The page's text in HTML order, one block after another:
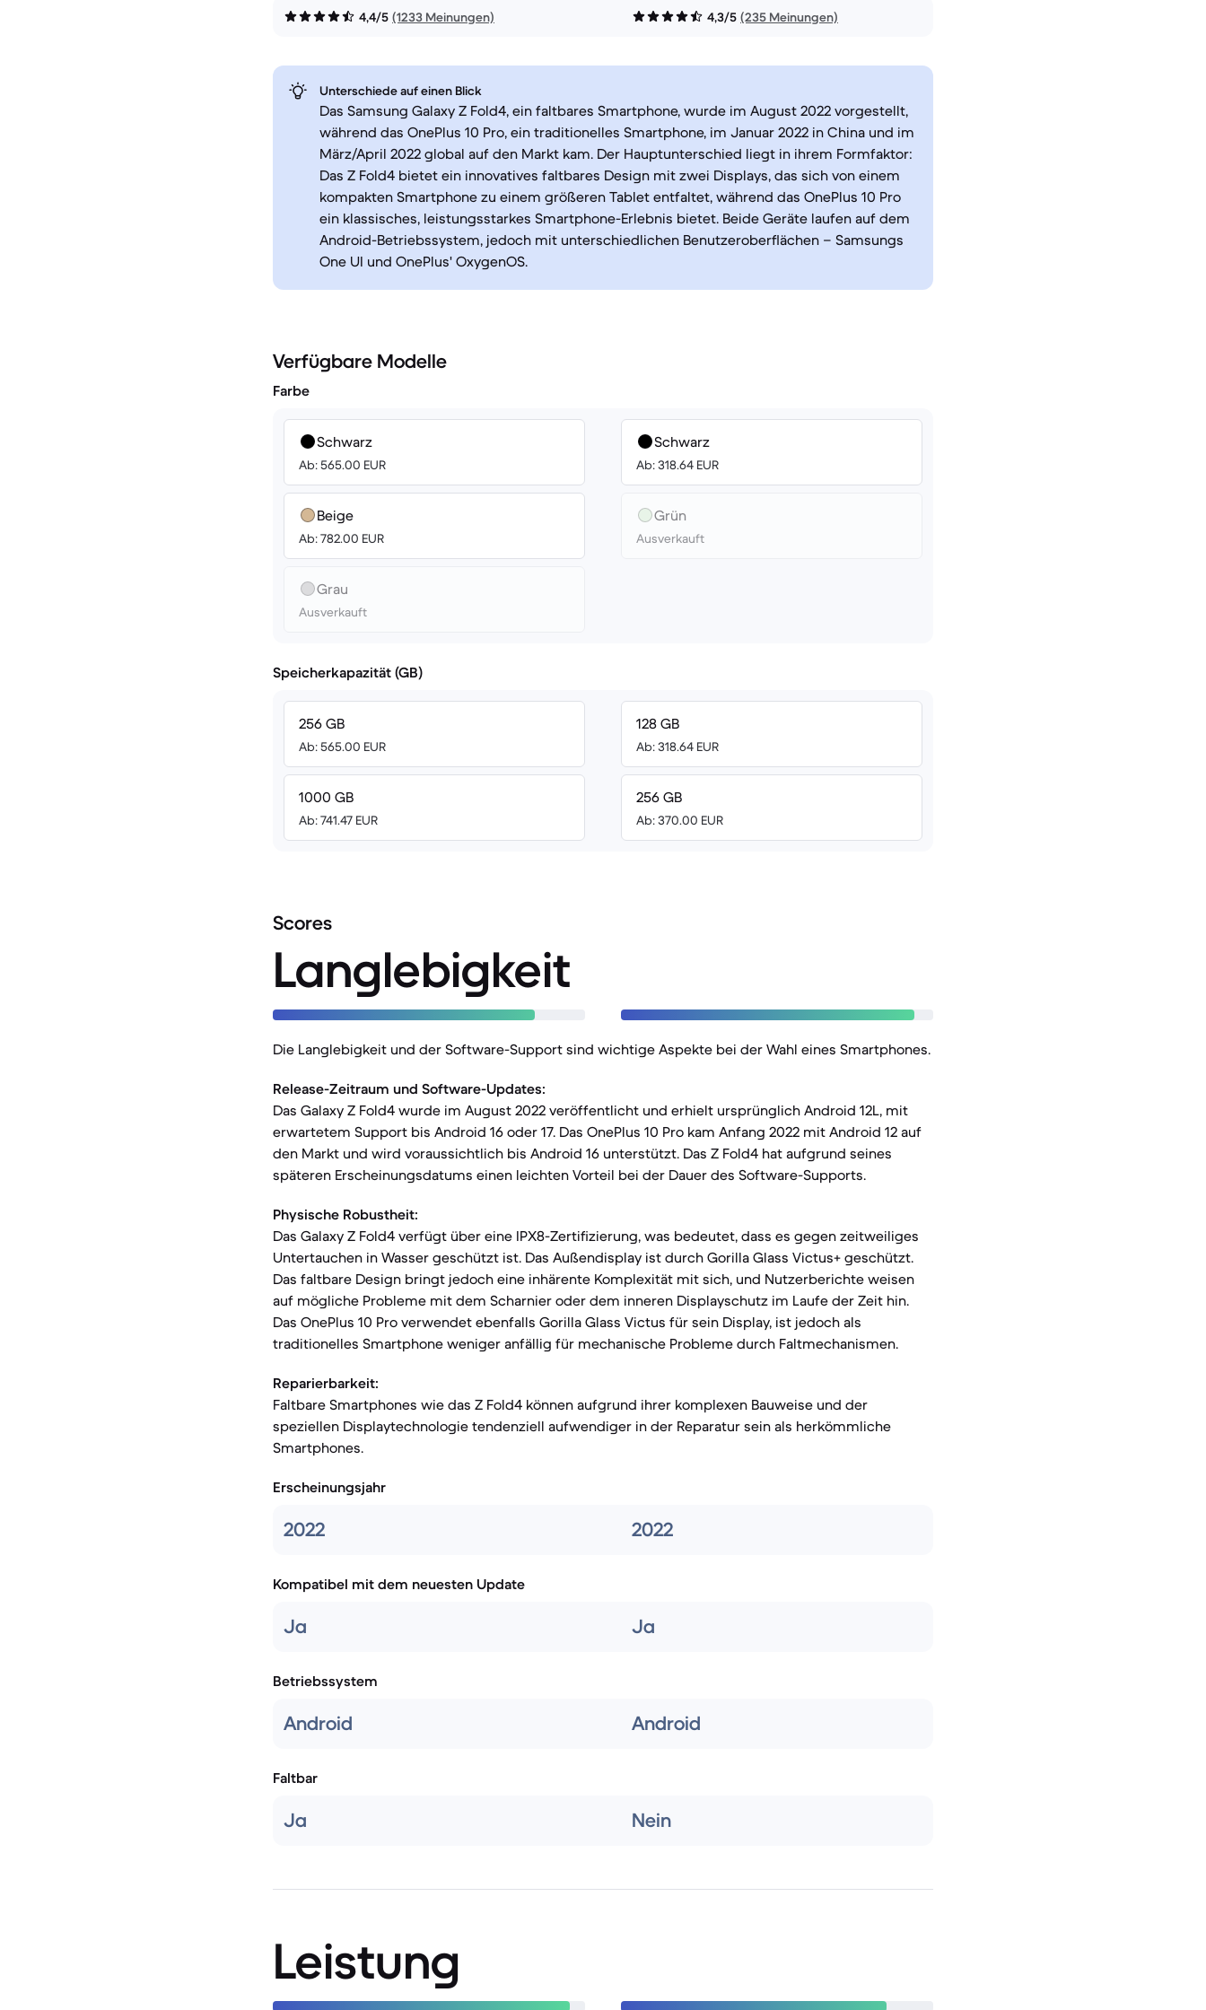
4,4/5 (1233 Meinungen) 4,3/5 (235 Meinungen)
Unterschiede auf einen Blick
Das Samsung Galaxy Z Fold4, ein faltbares Smartphone, wurde im August 2022 vorgestellt,
während das OnePlus 10 Pro, ein traditionelles Smartphone, im Januar 2022 in China und im
März/April 2022 global auf den Markt kam. Der Hauptunterschied liegt in ihrem Formfaktor:
Das Z Fold4 bietet ein innovatives faltbares Design mit zwei Displays, das sich von einem
kompakten Smartphone zu einem größeren Tablet entfaltet, während das OnePlus 10 Pro
ein klassisches, leistungsstarkes Smartphone-Erlebnis bietet. Beide Geräte laufen auf dem
Android-Betriebssystem, jedoch mit unterschiedlichen Benutzeroberflächen – Samsungs
One UI und OnePlus' OxygenOS.
Verfügbare Modelle
Farbe
Schwarz
Ab: 565.00 EUR
Beige
Ab: 782.00 EUR
Grau
Ausverkauft
Schwarz
Ab: 318.64 EUR
Grün
Ausverkauft
Speicherkapazität (GB)
256 GB
Ab: 565.00 EUR
1000 GB
Ab: 741.47 EUR
128 GB
Ab: 318.64 EUR
256 GB
Ab: 370.00 EUR
Scores
Langlebigkeit
Die Langlebigkeit und der Software-Support sind wichtige Aspekte bei der Wahl eines Smartphones.
Release-Zeitraum und Software-Updates:
Das Galaxy Z Fold4 wurde im August 2022 veröffentlicht und erhielt ursprünglich Android 12L, mit
erwartetem Support bis Android 16 oder 17. Das OnePlus 10 Pro kam Anfang 2022 mit Android 12 auf
den Markt und wird voraussichtlich bis Android 16 unterstützt. Das Z Fold4 hat aufgrund seines
späteren Erscheinungsdatums einen leichten Vorteil bei der Dauer des Software-Supports.
Physische Robustheit:
Das Galaxy Z Fold4 verfügt über eine IPX8-Zertifizierung, was bedeutet, dass es gegen zeitweiliges
Untertauchen in Wasser geschützt ist. Das Außendisplay ist durch Gorilla Glass Victus+ geschützt.
Das faltbare Design bringt jedoch eine inhärente Komplexität mit sich, und Nutzerberichte weisen
auf mögliche Probleme mit dem Scharnier oder dem inneren Displayschutz im Laufe der Zeit hin.
Das OnePlus 10 Pro verwendet ebenfalls Gorilla Glass Victus für sein Display, ist jedoch als
traditionelles Smartphone weniger anfällig für mechanische Probleme durch Faltmechanismen.
Reparierbarkeit:
Faltbare Smartphones wie das Z Fold4 können aufgrund ihrer komplexen Bauweise und der
speziellen Displaytechnologie tendenziell aufwendiger in der Reparatur sein als herkömmliche
Smartphones.
Erscheinungsjahr
2022 2022
Kompatibel mit dem neuesten Update
Ja Ja
Betriebssystem
Android Android
Faltbar
Ja Nein
Leistung